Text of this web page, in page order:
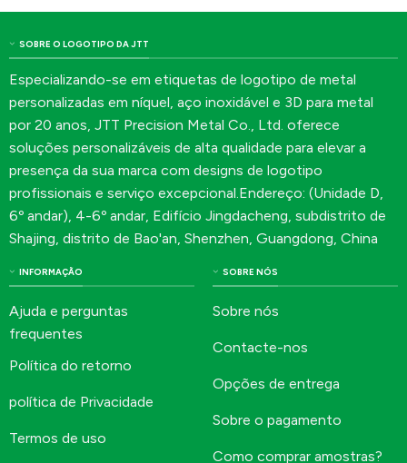
SOBRE O LOGOTIPO DA JTT
Especializando-se em etiquetas de logotipo de metal
personalizadas em níquel, aço inoxidável e 3D para metal
por 20 anos, JTT Precision Metal Co., Ltd. oferece
soluções personalizáveis de alta qualidade para elevar a
presença da sua marca com designs de logotipo
profissionais e serviço excepcional.Endereço: (Unidade D,
6º andar), 4-6º andar, Edifício Jingdacheng, subdistrito de
Shajing, distrito de Bao'an, Shenzhen, Guangdong, China
INFORMAÇÃO
Ajuda e perguntas
frequentes
Política do retorno
política de Privacidade
Termos de uso
SOBRE NÓS
Sobre nós
Contacte-nos
Opções de entrega
Sobre o pagamento
Como comprar amostras?